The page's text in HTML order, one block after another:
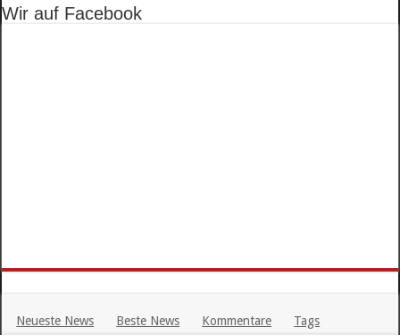
Wir auf Facebook
Neueste News Beste News Kommentare Tags